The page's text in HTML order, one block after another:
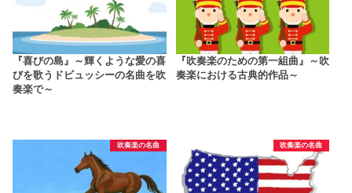
『喜びの島』～輝くような愛の喜
びを歌うドビュッシーの名曲を吹
奏楽で～
『吹奏楽のための第一組曲』～吹
奏楽における古典的作品～
吹奏楽の名曲 吹奏楽の名曲